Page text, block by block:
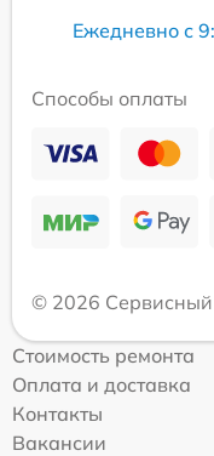
Ежедневно с
Способы оплаты
© 2026 Сервисный
Стоимость ремонта
Оплата и доставка
Контакты
Вакансии